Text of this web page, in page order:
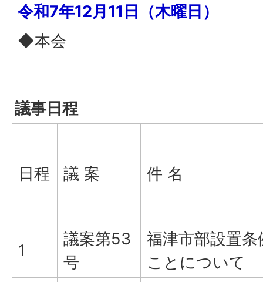
令和7年12月11日（木曜日）
◆本会
議事日程
日程 議 案 件 名
1
議案第53
号
福津市部設置
ことについて